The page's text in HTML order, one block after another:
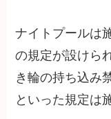
ナイトプールは
の規定が設けら
き輪の持ち込み
といった規定は